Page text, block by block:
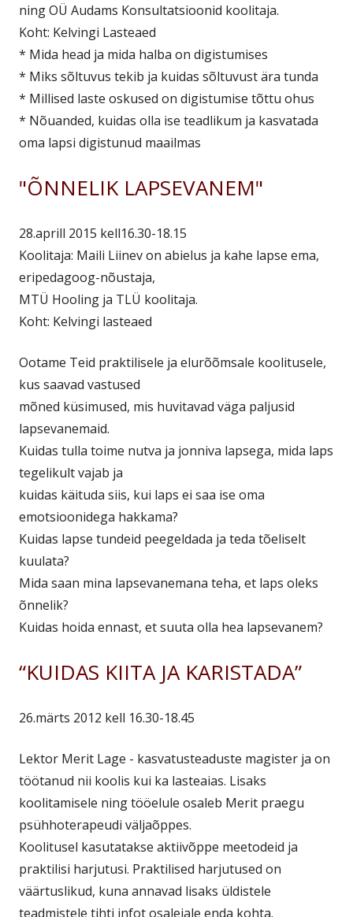
ning OÜ Audams Konsultatsioonid koolitaja.
Koht: Kelvingi Lasteaed
* Mida head ja mida halba on digistumises
* Miks sõltuvus tekib ja kuidas sõltuvust ära tunda
* Millised laste oskused on digistumise tõttu ohus
* Nõuanded, kuidas olla ise teadlikum ja kasvatada
oma lapsi digistunud maailmas
"ÕNNELIK LAPSEVANEM"
28.aprill 2015 kell16.30-18.15
Koolitaja: Maili Liinev on abielus ja kahe lapse ema,
eripedagoog-nõustaja,
MTÜ Hooling ja TLÜ koolitaja.
Koht: Kelvingi lasteaed
Ootame Teid praktilisele ja elurõõmsale koolitusele,
kus saavad vastused
mõned küsimused, mis huvitavad väga paljusid
lapsevanemaid.
Kuidas tulla toime nutva ja jonniva lapsega, mida laps
tegelikult vajab ja
kuidas käituda siis, kui laps ei saa ise oma
emotsioonidega hakkama?
Kuidas lapse tundeid peegeldada ja teda tõeliselt
kuulata?
Mida saan mina lapsevanemana teha, et laps oleks
õnnelik?
Kuidas hoida ennast, et suuta olla hea lapsevanem?
“KUIDAS KIITA JA KARISTADA”
26.märts 2012 kell 16.30-18.45
Lektor Merit Lage - kasvatusteaduste magister ja on
töötanud nii koolis kui ka lasteaias. Lisaks
koolitamisele ning tööelule osaleb Merit praegu
psühhoterapeudi väljaõppes.
Koolitusel kasutatakse aktiivõppe meetodeid ja
praktilisi harjutusi. Praktilised harjutused on
väärtuslikud, kuna annavad lisaks üldistele
teadmistele tihti infot osalejale enda kohta.